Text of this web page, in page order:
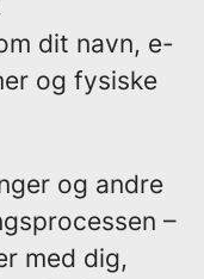
dit navn, e-
og fysiske
og andre
–
med dig,